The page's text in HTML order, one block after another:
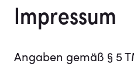
Impressum
Angaben gemäß § 5